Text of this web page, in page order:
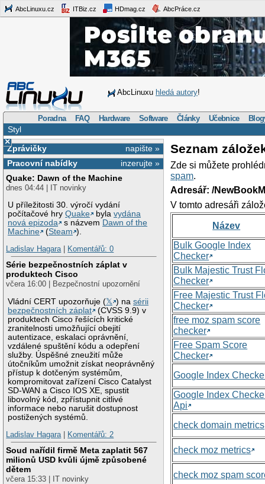
AbcLinuxu.cz ITBiz.cz HDmag.cz AbcPráce.cz
AbcLinuxu hledá autory!
Poradna FAQ Hardware Software Články Učebnice
Styl
×
napište »
Zprávičky
inzerujte »
Pracovní nabídky
Quake: Dawn of the Machine
dnes 04:44 | IT novinky
U příležitosti 30. výročí vydání
počítačové hryQuake bylavydána
nová epizoda
s názvem Dawn of the
Machine
(Steam ).
Ladislav Hagara| Komentářů: 0
Série bezpečnostních záplat v
produktech Cisco
včera 16:00 | Bezpečnostní upozornění
Vládní CERT upozorňuje (𝕏 ) nasérii
bezpečnostních záplat
(CVSS 9.9) v
produktech Cisco řešících kritické
zranitelnosti umožňující obejití
autentizace, eskalaci oprávnění,
vzdálené spuštění kódu a odepření
služby. Úspěšné zneužití může
útočníkům umožnit získat neoprávněný
přístup k dotčeným systémům,
kompromitovat zařízení Cisco Catalyst
SD-WAN a Cisco IOS XE, spustit
libovolný kód, zpřístupnit citlivé
informace nebo narušit dostupnost
postižených systémů.
Ladislav Hagara| Komentářů: 2
Soud nařídil firmě Meta zaplatit 567
milionů USD kvůli újmě způsobené
dětem
včera 15:33 | IT novinky
Seznam
Zde si můžete
spam.
Adresář: /
V tomto adresáři
Název
Bulk Google Index
Checker
Bulk Majestic Trust
Checker
Free Majestic Trust
Checker
free moz spam score
checker
Free Spam Score
Checker
Google Index
Google Index
Api
check domain metrics
check moz metrics
check moz spam